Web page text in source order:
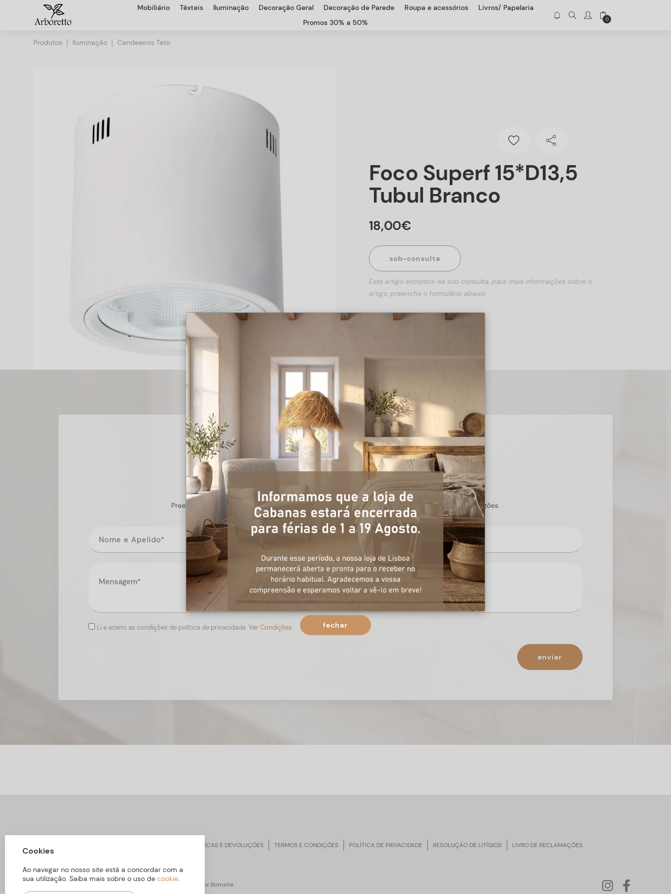
Mobiliário Têxteis Iluminação Decoração Geral Decoração de Parede Roupa e acessórios
Livros/ Papelaria
Promos 30% a 50%
0
Produtos Iluminação Candeeiros Teto
Foco Superf 15*D13,5
Tubul Branco
18,00€
sob-consulta
Este artigo encontra-se sob consulta, para mais informações sobre o
artigo, preencha o formulário abaixo.
+ informações
Preencha o formulário, e num curto espaço de tempo, temos respostas para todas as suas questões.
Li e aceito as condições de política de privacidade. Ver Condições.
enviar
TROCAS E DEVOLUÇÕES TERMOS E CONDIÇÕES POLÍTICA DE PRIVACIDADE RESOLUÇÃO DE LITÍGIOS LIVRO DE RECLAMAÇÕES
ARBORETTO © Todos os Direitos Reservados | Desenvolvido por Bomsite
Cookies
Ao navegar no nosso site está a concordar com a
sua utilização. Saiba mais sobre o uso de cookie.
fechar